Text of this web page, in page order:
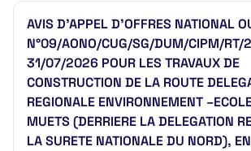
AVIS D’APPEL D’OFFRES NATIONAL
N°09/AONO/CUG/SG/DUM/CIPM/
31/07/2026 POUR LES TRAVAUX DE
CONSTRUCTION DE LA ROUTE
REGIONALE ENVIRONNEMENT
MUETS (DERRIERE LA DELEGATION
LA SURETE NATIONALE DU NORD),